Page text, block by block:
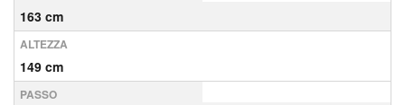
163 cm
ALTEZZA
149 cm
PASSO